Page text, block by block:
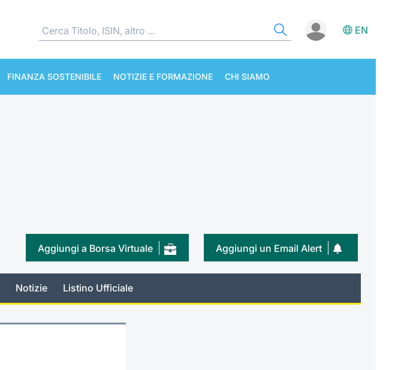
EN
FINANZA SOSTENIBILE NOTIZIE E FORMAZIONE CHI SIAMO
Aggiungi un Email Alert
Aggiungi a Borsa Virtuale
Notizie Listino Ufficiale